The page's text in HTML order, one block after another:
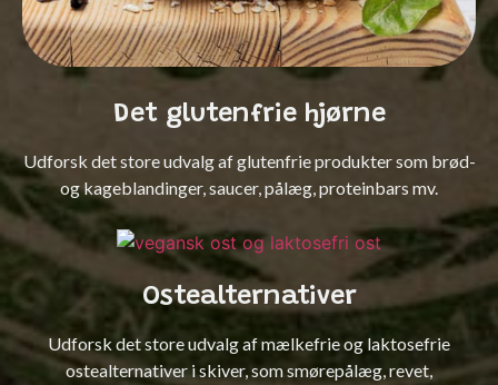
Det glutenfrie hjørne
Udforsk det store udvalg af glutenfrie produkter som brød-
og kageblandinger, saucer, pålæg, proteinbars mv.
Ostealternativer
Udforsk det store udvalg af mælkefrie og laktosefrie
ostealternativer i skiver, som smørepålæg, revet,